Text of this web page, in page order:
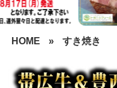
HOME » すき焼き